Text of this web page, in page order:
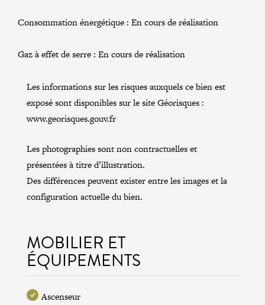
Consommation énergétique : En cours de réalisation
Gaz à effet de serre : En cours de réalisation
Les informations sur les risques auxquels ce bien est
exposé sont disponibles sur le site Géorisques :
www.georisques.gouv.fr
Les photographies sont non contractuelles et
présentées à titre d’illustration.
Des différences peuvent exister entre les images et la
configuration actuelle du bien.
MOBILIER ET
ÉQUIPEMENTS
Ascenseur